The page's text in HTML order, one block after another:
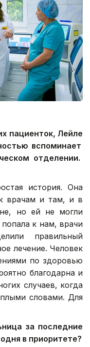
пациенток, Лейле
вспоминает
отделении.
история. Она
врачам и там, и в
но ей не могли
к нам, врачи
правильный
лечение. Человек
по здоровью
благодарна и
случаев, когда
словами. Для
за последние
в приоритете?